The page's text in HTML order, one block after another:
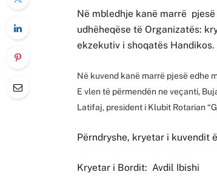
Në mbledhje kanë marrë
udhëheqëse të Organizatës:
ekzekutiv i shoqatës Handikos.
Në kuvend kanë marrë pjesë edhe
E vlen të përmendën ne veçanti,
Latifaj, president i Klubit Rotarian
Përndryshe, kryetar i kuvendit
Kryetar i Bordit: Avdil Ibishi